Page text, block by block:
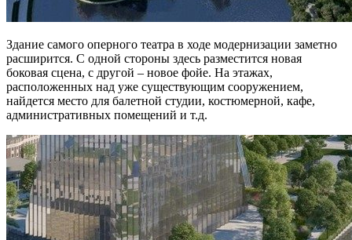
Здание самого оперного театра в ходе модернизации заметно
расширится. С одной стороны здесь разместится новая
боковая сцена, с другой – новое фойе. На этажах,
расположенных над уже существующим сооружением,
найдется место для балетной студии, костюмерной, кафе,
административных помещений и т.д.